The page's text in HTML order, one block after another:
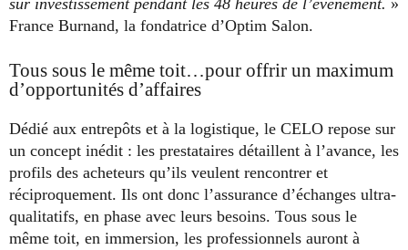
sur investissement pendant les 48 heures de l’évènement. »
France Burnand, la fondatrice d’Optim Salon.
Tous sous le même toit…pour offrir un maximum
d’opportunités d’affaires
Dédié aux entrepôts et à la logistique, le CELO repose sur
un concept inédit : les prestataires détaillent à l’avance, les
profils des acheteurs qu’ils veulent rencontrer et
réciproquement. Ils ont donc l’assurance d’échanges ultra-
qualitatifs, en phase avec leurs besoins. Tous sous le
même toit, en immersion, les professionnels auront à